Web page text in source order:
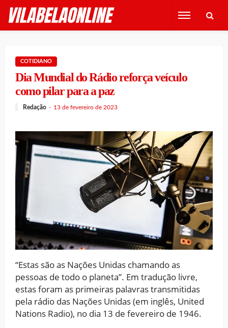
COTIDIANO
Dia Mundial do Rádio reforça veículo
como pilar para a paz
Redação 13 de fevereiro de 2023
“Estas são as Nações Unidas chamando as
pessoas de todo o planeta”. Em tradução livre,
estas foram as primeiras palavras transmitidas
pela rádio das Nações Unidas (em inglês, United
Nations Radio), no dia 13 de fevereiro de 1946.